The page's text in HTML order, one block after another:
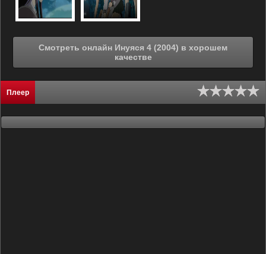
Смотреть онлайн Инуяся 4 (2004) в хорошем
качестве
Плеер